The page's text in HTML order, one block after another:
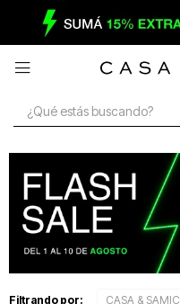

Filtrando por: CASA & SAMIC